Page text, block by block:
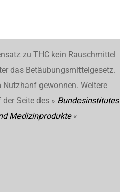
zu THC kein Rauschmittel
das Betäubungsmittelgesetz.
gewonnen. Weitere
Seite des » Bundesinstitutes
Medizinprodukte«